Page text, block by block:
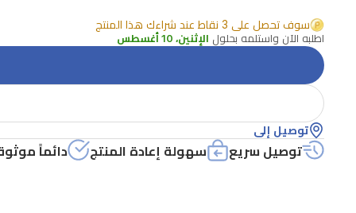
سوف تحصل على 3 نقاط عند شراءك هذا المنتج
اطلبه الآن واستلمه بحلول الإثنين، 10 أغسطس
توصيل إلى
توصيل سريع سهولة إعادة المنتج دائماً